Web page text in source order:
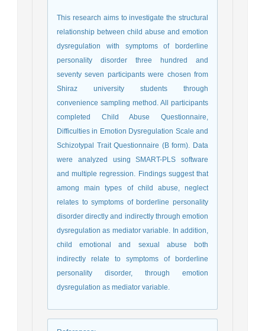
This research aims to investigate the structural
relationship between child abuse and emotion
dysregulation with symptoms of borderline
personality disorder three hundred and
seventy seven participants were chosen from
Shiraz university students through
convenience sampling method. All participants
completed Child Abuse Questionnaire,
Difficulties in Emotion Dysregulation Scale and
Schizotypal Trait Questionnaire (B form). Data
were analyzed using SMART-PLS software
and multiple regression. Findings suggest that
among main types of child abuse, neglect
relates to symptoms of borderline personality
disorder directly and indirectly through emotion
dysregulation as mediator variable. In addition,
child emotional and sexual abuse both
indirectly relate to symptoms of borderline
personality disorder, through emotion
dysregulation as mediator variable.